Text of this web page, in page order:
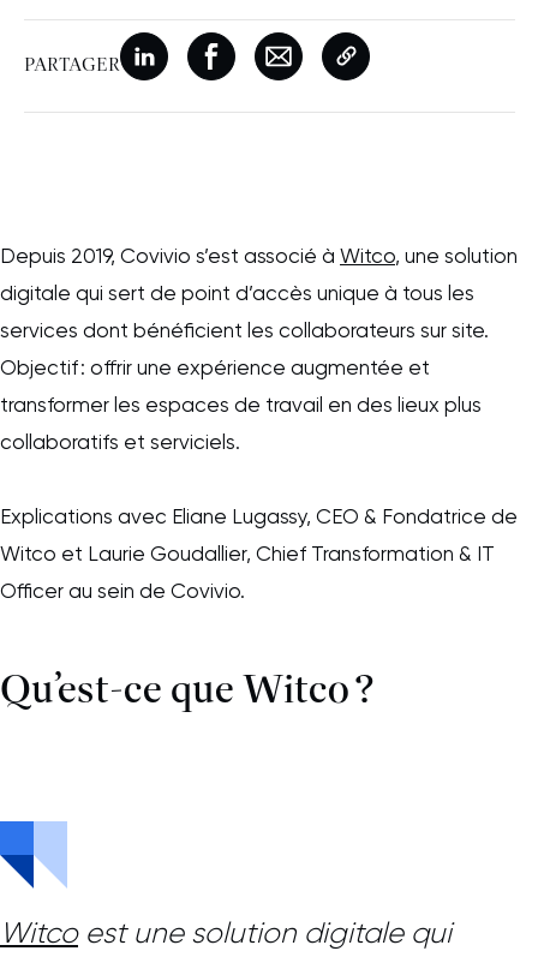
PARTAGER Nouvelle fenêtre
Partager sur Linkedin
Nouvelle fenêtre
Partager sur Facebook
Nouvelle fenêtre
Partager par e-mail
Copier le lien de la
Depuis 2019, Covivio s’est associé à Witco, une solution
digitale qui sert de point d’accès unique à tous les
services dont bénéficient les collaborateurs sur site.
Objectif : offrir une expérience augmentée et
transformer les espaces de travail en des lieux plus
collaboratifs et serviciels.
Explications avec Eliane Lugassy, CEO & Fondatrice de
Witco et Laurie Goudallier, Chief Transformation & IT
Officer au sein de Covivio.
Qu’est-ce que Witco ?
Witcoest une solution digitale qui